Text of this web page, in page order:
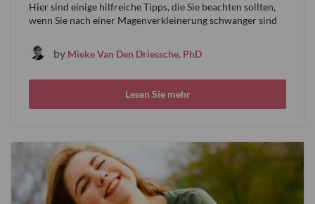
Hier sind einige hilfreiche Tipps, die Sie beachten sollten,
wenn Sie nach einer Magenverkleinerung schwanger sind
by Mieke Van Den Driessche, PhD
Lesen Sie mehr